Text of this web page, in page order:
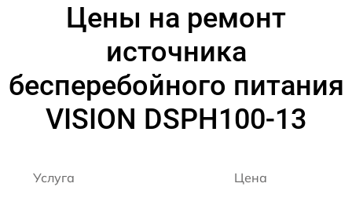
Цены на ремонт
источника
бесперебойного питания
VISION DSPH100-13
Услуга Цена